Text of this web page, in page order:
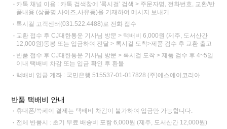
카톡 채널 이용 : 카톡 검색창에 '록시걸' 검색 > 주문자명, 전화번호, 교환/반
품내용 (상품명,사이즈,사유등)을 기재하여 메시지 보내기
록시걸 고객센터(031.522.4488)로 전화 접수
교환 접수 후 CJ대한통운 기사님 방문 > 택배비 6,000원 (제주, 도서산간
12,000원)동봉 또는 입금하여 전달 > 록시걸 도착>제품 검수 후 교환 출고
반품 접수 후 CJ대한통운 기사님 방문 > 록시걸 도착 > 제품 검수 후 4~5일
이내 택배비 차감 또는 입금 확인 후 환불
택배비 입금 계좌 : 국민은행 515537-01-017828 (주)에스에이코리아
반품 택배비 안내
휴대폰/쓱페이 결제는 택배비 차감이 불가하여 입금만 가능합니다.
전체 반품시 : 초기 무료 배송비 포함 6,000원 (제주, 도서산간 12,000원)